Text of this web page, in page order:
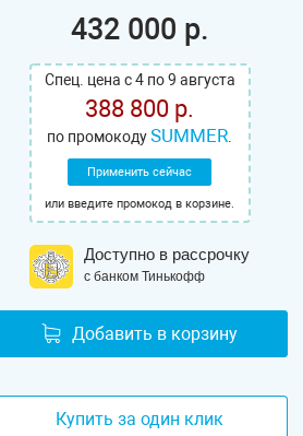
432 000 р.
Спец. цена с 4 по 9 августа
388 800 р.
по промокодуSUMMER
Применить сейчас
или введите промокод в корзине.
Доступно в рассрочку
с банком Тинькофф
Добавить в корзину
Купить за один клик